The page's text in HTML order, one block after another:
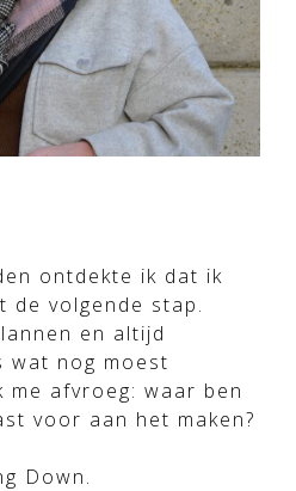
ontdekte ik dat ik
de volgende stap.
en altijd
wat nog moest
me afvroeg: waar ben
voor aan het maken?
Down.